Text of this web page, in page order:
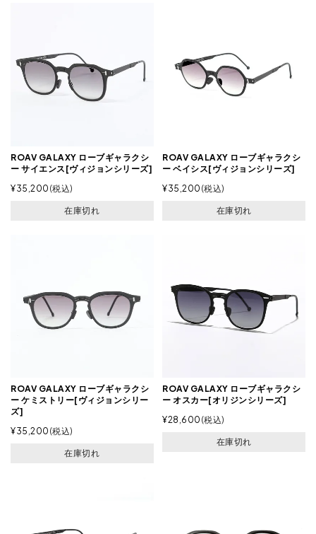
ROAV GALAXY ローブギャラクシ
ー サイエンス[ヴィジョンシリーズ]
¥35,200 税込
在庫切れ
ROAV GALAXY ローブギャラクシ
ー ベイシス[ヴィジョンシリーズ]
¥35,200 税込
在庫切れ
ROAV GALAXY ローブギャラクシ
ー ケミストリー[ヴィジョンシリー
ズ]
¥35,200 税込
在庫切れ
ROAV GALAXY ローブギャラクシ
ー オスカー[オリジンシリーズ]
¥28,600 税込
在庫切れ